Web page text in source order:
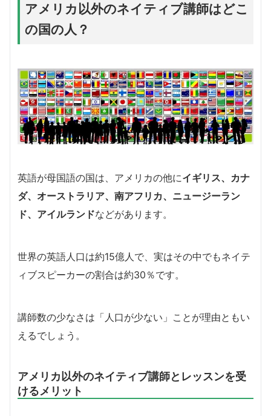
アメリカ以外のネイティブ講師はどこ
の国の人？
英語が母国語の国は、アメリカの他にイギリス、カナ
ダ、オーストラリア、南アフリカ、ニュージーラン
ド、アイルランドなどがあります。
世界の英語人口は約15億人で、実はその中でもネイテ
ィブスピーカーの割合は約30％です。
講師数の少なさは「人口が少ない」ことが理由ともい
えるでしょう。
アメリカ以外のネイティブ講師とレッスンを受
けるメリット